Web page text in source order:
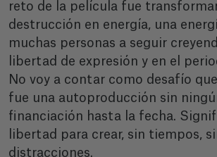
reto de la película fue
destrucción en energía, una
muchas personas a seguir
libertad de expresión y en el
No voy a contar como desafío
fue una autoproducción sin
financiación hasta la fecha.
libertad para crear, sin tiempos,
distracciones.